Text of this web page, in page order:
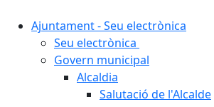
Ajuntament - Seu electrònica
Seu electrònica
Govern municipal
Alcaldia
Salutació de l'Alcalde